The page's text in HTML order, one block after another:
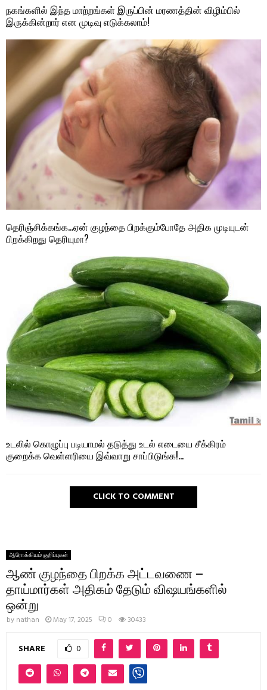
நகங்களில் இந்த மாற்றங்கள் இருப்பின் மரணத்தின் விழிம்பில்
இருக்கின்றார் என முடிவு எடுக்கலாம்!
தெரிஞ்சிக்கங்க…ஏன் குழந்தை பிறக்கும்போதே அதிக முடியுடன்
பிறக்கிறது தெரியுமா?
உடலில் கொழுப்பு படியாமல் தடுத்து உடல் எடையை சீக்கிரம்
குறைக்க வெள்ளரியை இவ்வாறு சாப்பிடுங்க!…
CLICK TO COMMENT
ஆரோக்கியம் குறிப்புகள்
ஆண் குழந்தை பிறக்க அட்டவணை –
தாய்மார்கள் அதிகம் தேடும் விஷயங்களில்
ஒன்று
by nathan May 17, 2025 0 30433
SHARE 0